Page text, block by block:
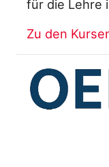
für die Lehre
Zu den